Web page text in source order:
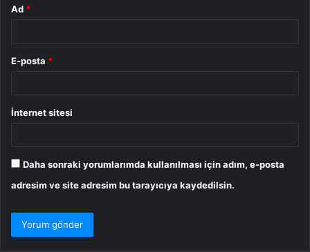
Ad *
E-posta *
İnternet sitesi
Daha sonraki yorumlarımda kullanılması için adım, e-posta
adresim ve site adresim bu tarayıcıya kaydedilsin.